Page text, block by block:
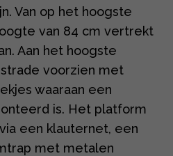
Van op het hoogste
van 84 cm vertrekt
Aan het hoogste
voorzien met
waaraan een
is. Het platform
een klauternet, een
met metalen